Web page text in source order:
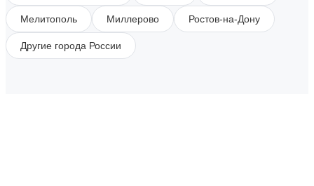
Мелитополь Миллерово Ростов-на-Дону
Другие города России